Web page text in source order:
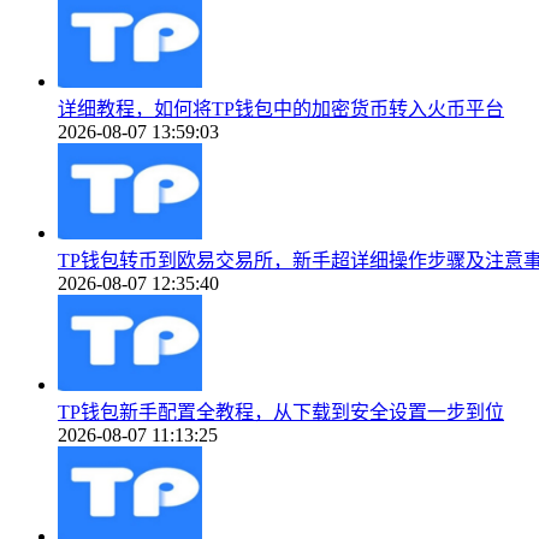
详细教程，如何将TP钱包中的加密货币转入火币平台
2026-08-07 13:59:03
TP钱包转币到欧易交易所，新手超详细操作步骤及注意
2026-08-07 12:35:40
TP钱包新手配置全教程，从下载到安全设置一步到位
2026-08-07 11:13:25